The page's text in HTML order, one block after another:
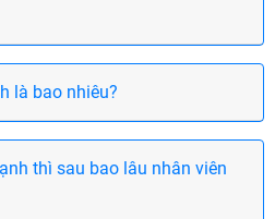
là bao nhiêu?
thì sau bao lâu nhân viên